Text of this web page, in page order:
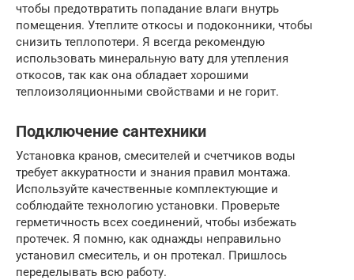
чтобы предотвратить попадание влаги внутрь
помещения. Утеплите откосы и подоконники, чтобы
снизить теплопотери. Я всегда рекомендую
использовать минеральную вату для утепления
откосов, так как она обладает хорошими
теплоизоляционными свойствами и не горит.
Подключение сантехники
Установка кранов, смесителей и счетчиков воды
требует аккуратности и знания правил монтажа.
Используйте качественные комплектующие и
соблюдайте технологию установки. Проверьте
герметичность всех соединений, чтобы избежать
протечек. Я помню, как однажды неправильно
установил смеситель, и он протекал. Пришлось
переделывать всю работу.